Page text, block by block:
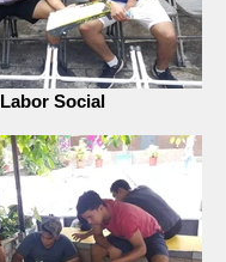
Labor Social